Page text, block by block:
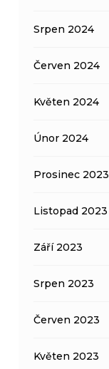
Srpen 2024
Červen 2024
Květen 2024
Únor 2024
Prosinec 2023
Listopad 2023
Září 2023
Srpen 2023
Červen 2023
Květen 2023